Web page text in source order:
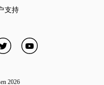
Tab
支持Link Opens in New Tab
New Tabin New Tab
Link Opens in New Tab
YouTubeLink Opens in New
2026